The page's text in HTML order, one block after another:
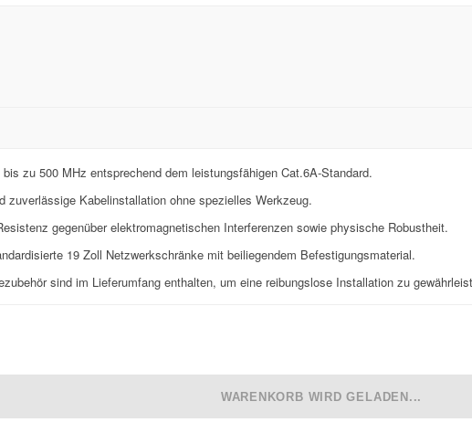
zu 500 MHz entsprechend dem leistungsfähigen Cat.6A-Standard.
zuverlässige Kabelinstallation ohne spezielles Werkzeug.
gegenüber elektromagnetischen Interferenzen sowie physische Robustheit.
19 Zoll Netzwerkschränke mit beiliegendem Befestigungsmaterial.
sind im Lieferumfang enthalten, um eine reibungslose Installation zu
WARENKORB WIRD GELADEN...